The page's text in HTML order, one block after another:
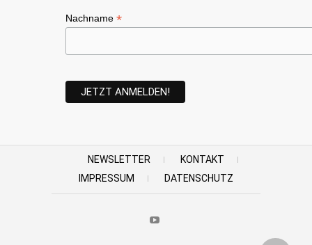
Nachname *
NEWSLETTER
KONTAKT
IMPRESSUM
DATENSCHUTZ
Youtube